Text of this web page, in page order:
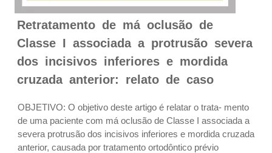
Retratamento de má oclusão de
Classe I associada a protrusão severa
dos incisivos inferiores e mordida
cruzada anterior: relato de caso
OBJETIVO: O objetivo deste artigo é relatar o trata- mento
de uma paciente com má oclusão de Classe I associada a
severa protrusão dos incisivos inferiores e mordida cruzada
anterior, causada por tratamento ortodôntico prévio